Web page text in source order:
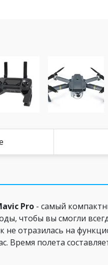
Pro - самый
чтобы вы смогли
не отразилась на
Время полета